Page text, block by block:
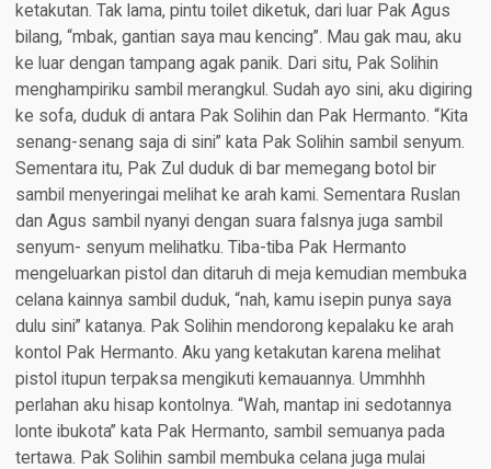
ketakutan. Tak lama, pintu toilet diketuk, dari luar Pak Agus
bilang, “mbak, gantian saya mau kencing”. Mau gak mau, aku
ke luar dengan tampang agak panik. Dari situ, Pak Solihin
menghampiriku sambil merangkul. Sudah ayo sini, aku digiring
ke sofa, duduk di antara Pak Solihin dan Pak Hermanto. “Kita
senang-senang saja di sini” kata Pak Solihin sambil senyum.
Sementara itu, Pak Zul duduk di bar memegang botol bir
sambil menyeringai melihat ke arah kami. Sementara Ruslan
dan Agus sambil nyanyi dengan suara falsnya juga sambil
senyum- senyum melihatku. Tiba-tiba Pak Hermanto
mengeluarkan pistol dan ditaruh di meja kemudian membuka
celana kainnya sambil duduk, “nah, kamu isepin punya saya
dulu sini” katanya. Pak Solihin mendorong kepalaku ke arah
kontol Pak Hermanto. Aku yang ketakutan karena melihat
pistol itupun terpaksa mengikuti kemauannya. Ummhhh
perlahan aku hisap kontolnya. “Wah, mantap ini sedotannya
lonte ibukota” kata Pak Hermanto, sambil semuanya pada
tertawa. Pak Solihin sambil membuka celana juga mulai